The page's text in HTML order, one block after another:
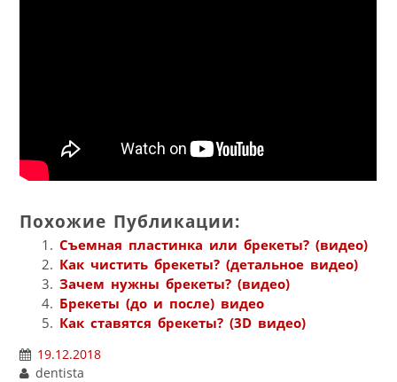
Похожие Публикации:
Съемная пластинка или брекеты? (видео)
Как чистить брекеты? (детальное видео)
Зачем нужны брекеты? (видео)
Брекеты (до и после) видео
Как ставятся брекеты? (3D видео)
19.12.2018
dentista